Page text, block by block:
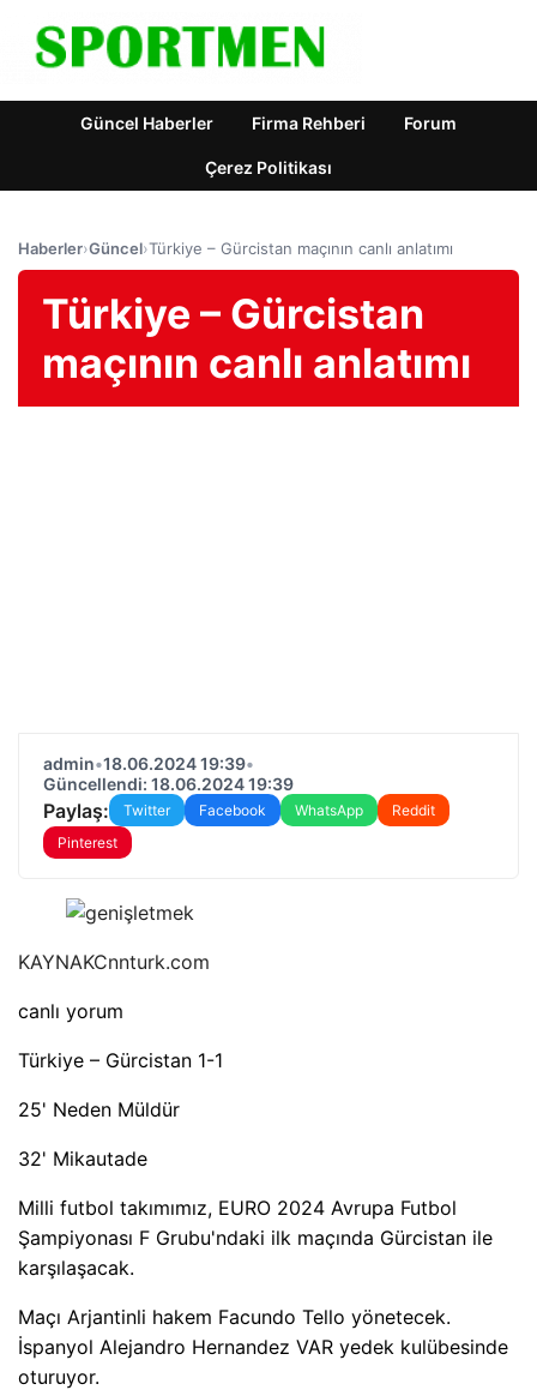
Güncel Haberler Firma Rehberi Forum
Çerez Politikası
Haberler›Güncel›Türkiye – Gürcistan maçının canlı anlatımı
Türkiye – Gürcistan
maçının canlı anlatımı
admin•18.06.2024 19:39•
Güncellendi: 18.06.2024 19:39
Paylaş: Twitter Facebook WhatsApp
Reddit
Pinterest
KAYNAKCnnturk.com
canlı yorum
Türkiye – Gürcistan 1-1
25' Neden Müldür
32' Mikautade
Milli futbol takımımız, EURO 2024 Avrupa Futbol
Şampiyonası F Grubu'ndaki ilk maçında Gürcistan ile
karşılaşacak.
Maçı Arjantinli hakem Facundo Tello yönetecek.
İspanyol Alejandro Hernandez VAR yedek kulübesinde
oturuyor.